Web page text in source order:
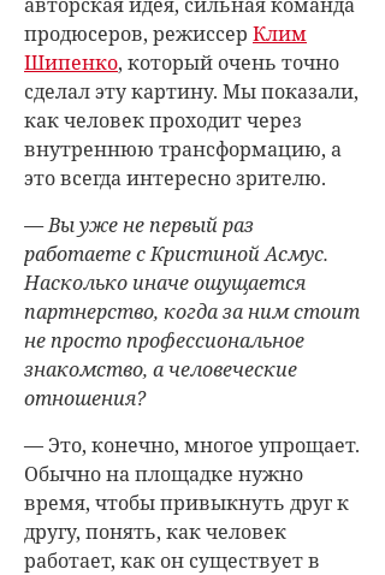
продюсеров, режиссер Клим
Шипенко, который очень точно
сделал эту картину. Мы показали,
как человек проходит через
внутреннюю трансформацию, а
это всегда интересно зрителю.
— Вы уже не первый раз
работаете с Кристиной Асмус.
Насколько иначе ощущается
партнерство, когда за ним стоит
не просто профессиональное
знакомство, а человеческие
отношения?
— Это, конечно, многое упрощает.
Обычно на площадке нужно
время, чтобы привыкнуть друг к
другу, понять, как человек
работает, как он существует в